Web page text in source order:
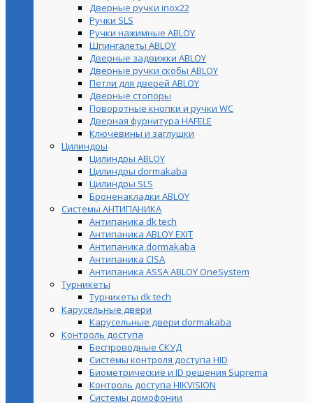
Дверные ручки inox22
Ручки SLS
Ручки нажимные ABLOY
Шпингалеты ABLOY
Дверные задвижки ABLOY
Дверные ручки скобы ABLOY
Петли для дверей ABLOY
Дверные стопоры
Поворотные кнопки и ручки WC
Дверная фурнитура HAFELE
Ключевины и заглушки
Цилиндры
Цилиндры ABLOY
Цилиндры dormakaba
Цилиндры SLS
Броненакладки ABLOY
Системы АНТИПАНИКА
Антипаника dk tech
Антипаника ABLOY EXIT
Антипаника dormakaba
Антипаника СISA
Антипаника ASSA ABLOY OneSystem
Турникеты
Турникеты dk tech
Карусельные двери
Карусельные двери dormakaba
Контроль доступа
Беспроводные СКУД
Системы контроля доступа HID
Биометрические и ID решения Suprema
Контроль доступа HIKVISION
Системы домофонии